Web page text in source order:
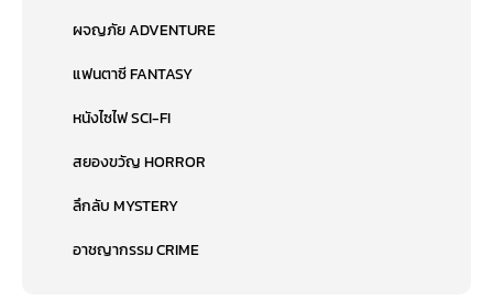
ผจญภัย ADVENTURE
แฟนตาซี FANTASY
หนังไซไฟ SCI-FI
สยองขวัญ HORROR
ลึกลับ MYSTERY
อาชญากรรม CRIME